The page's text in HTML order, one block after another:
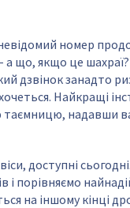
номер
а що, якщо це
дзвінок занадто
Найкращі
таємницю, надавши
доступні
порівняємо
на іншому кінці